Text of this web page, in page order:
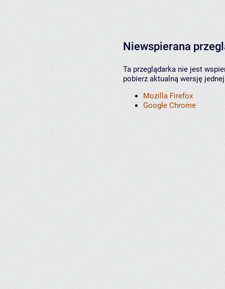
Niewspierana
Ta przeglądarka nie jest
pobierz aktualną wersję
Mozilla Firefox
Google Chrome